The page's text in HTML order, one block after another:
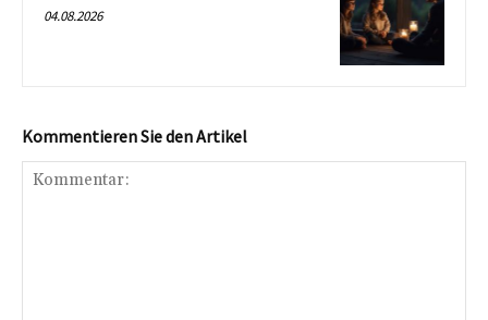
04.08.2026
Kommentieren Sie den Artikel